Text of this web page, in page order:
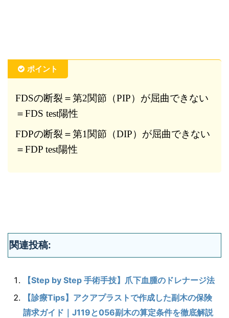
ポイント
FDSの断裂＝第2関節（PIP）が屈曲できない
＝FDS test陽性
FDPの断裂＝第1関節（DIP）が屈曲できない
＝FDP test陽性
関連投稿:
【Step by Step 手術手技】爪下血腫のドレナージ法
【診療Tips】アクアプラストで作成した副木の保険
請求ガイド｜J119と056副木の算定条件を徹底解説